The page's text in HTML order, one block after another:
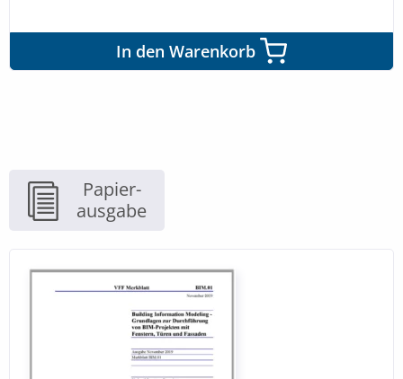
In den Warenkorb
Papier-
ausgabe